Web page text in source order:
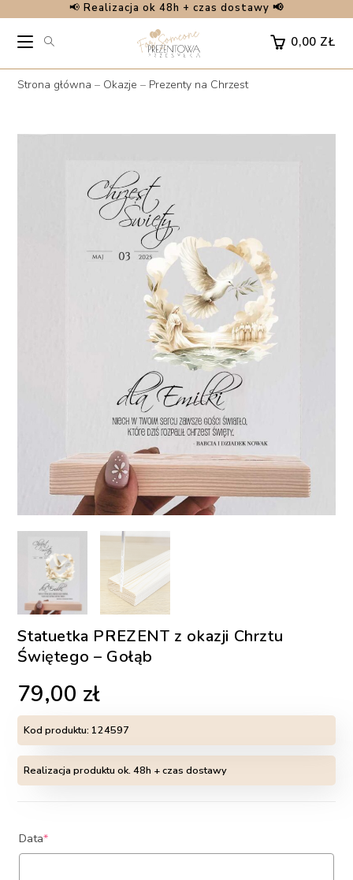
content
📢 Realizacja ok 48h + czas dostawy 📢
0,00 ZŁ
Strona główna – Okazje – Prezenty na Chrzest
Statuetka PREZENT z okazji Chrztu
Świętego – Gołąb
79,00 zł
Kod produktu: 124597
Realizacja produktu ok. 48h + czas dostawy
Data*(required)